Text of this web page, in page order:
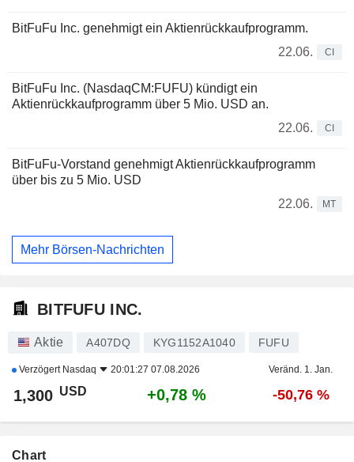
BitFuFu Inc. genehmigt ein Aktienrückkaufprogramm.
22.06.
CI
BitFuFu Inc. (NasdaqCM:FUFU) kündigt ein
Aktienrückkaufprogramm über 5 Mio. USD an.
22.06.
CI
BitFuFu-Vorstand genehmigt Aktienrückkaufprogramm
über bis zu 5 Mio. USD
22.06.
MT
Mehr Börsen-Nachrichten
BITFUFU INC.
Aktie A407DQ KYG1152A1040 FUFU
Verzögert Nasdaq 20:01:27 07.08.2026 Veränd. 1. Jan.
1,300 USD +0,78 % -50,76 %
Chart